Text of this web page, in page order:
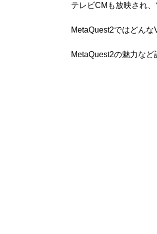
テレビCMも放映され
MetaQuest2ではどん
MetaQuest2の魅力など